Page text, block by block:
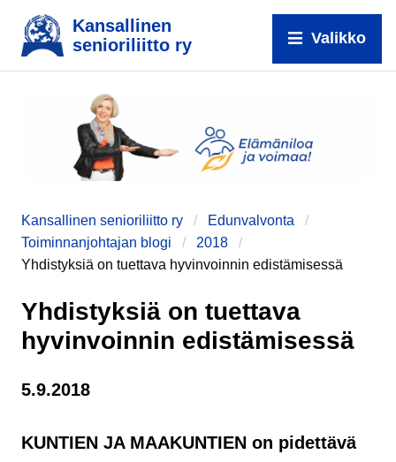
Kansallinen
senioriliitto ry
Valikko
Kansallinen senioriliitto ry
Edunvalvonta
Toiminnanjohtajan blogi
2018
Yhdistyksiä on tuettava hyvinvoinnin edistämisessä
Yhdistyksiä on tuettava
hyvinvoinnin edistämisessä
5.9.2018
KUNTIEN JA MAAKUNTIEN on pidettävä